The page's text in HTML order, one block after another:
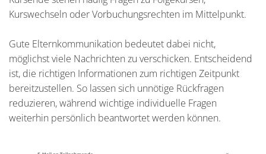
Kurswechseln oder Vorbuchungsrechten im Mittelpunkt.
Gute Elternkommunikation bedeutet dabei nicht,
möglichst viele Nachrichten zu verschicken. Entscheidend
ist, die richtigen Informationen zum richtigen Zeitpunkt
bereitzustellen. So lassen sich unnötige Rückfragen
reduzieren, während wichtige individuelle Fragen
weiterhin persönlich beantwortet werden können.